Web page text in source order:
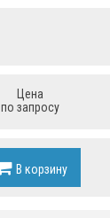
Цена
по запросу
В корзину